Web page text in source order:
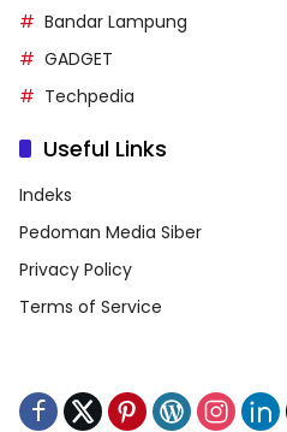
Bandar Lampung
GADGET
Techpedia
Useful Links
Indeks
Pedoman Media Siber
Privacy Policy
Terms of Service